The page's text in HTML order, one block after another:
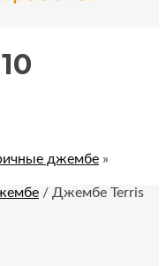
джембе »
/ Джембе Terris